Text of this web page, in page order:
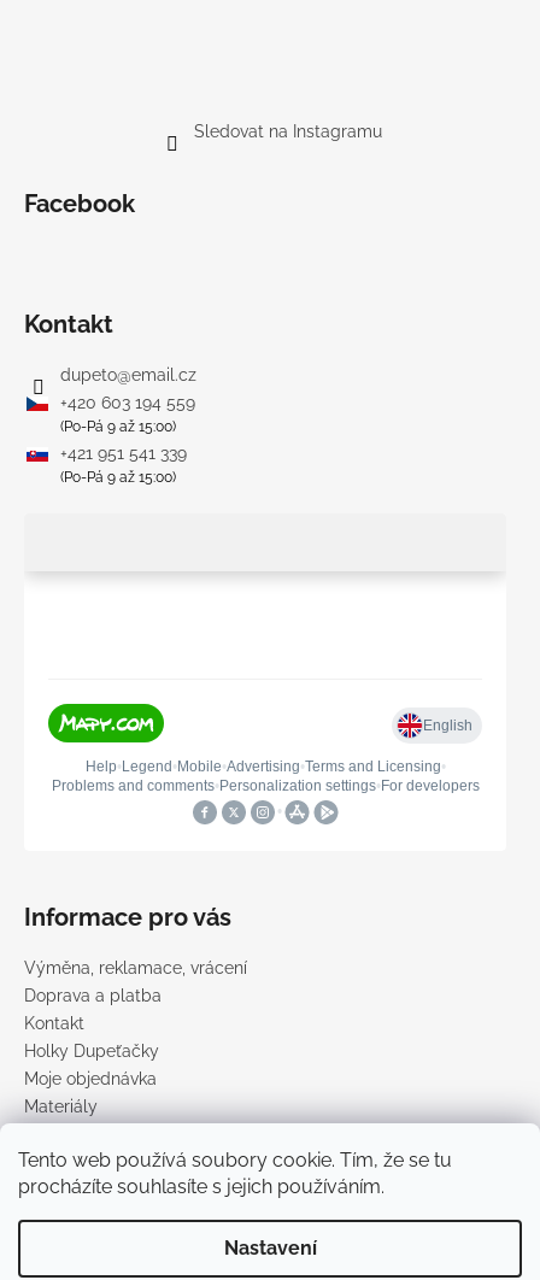
Tento web používá soubory cookie. Tím, že se tu
procházíte souhlasíte s jejich používáním.
Nastavení
Sledovat na Instagramu
Facebook
Kontakt
dupeto@email.cz
+420 603 194 559
(Po-Pá 9 až 15:00)
+421 951 541 339
(Po-Pá 9 až 15:00)
Informace pro vás
Výměna, reklamace, vrácení
Doprava a platba
Kontakt
Holky Dupeťačky
Moje objednávka
Materiály
Podmínky ochrany osobních údajů
Prodávané značky